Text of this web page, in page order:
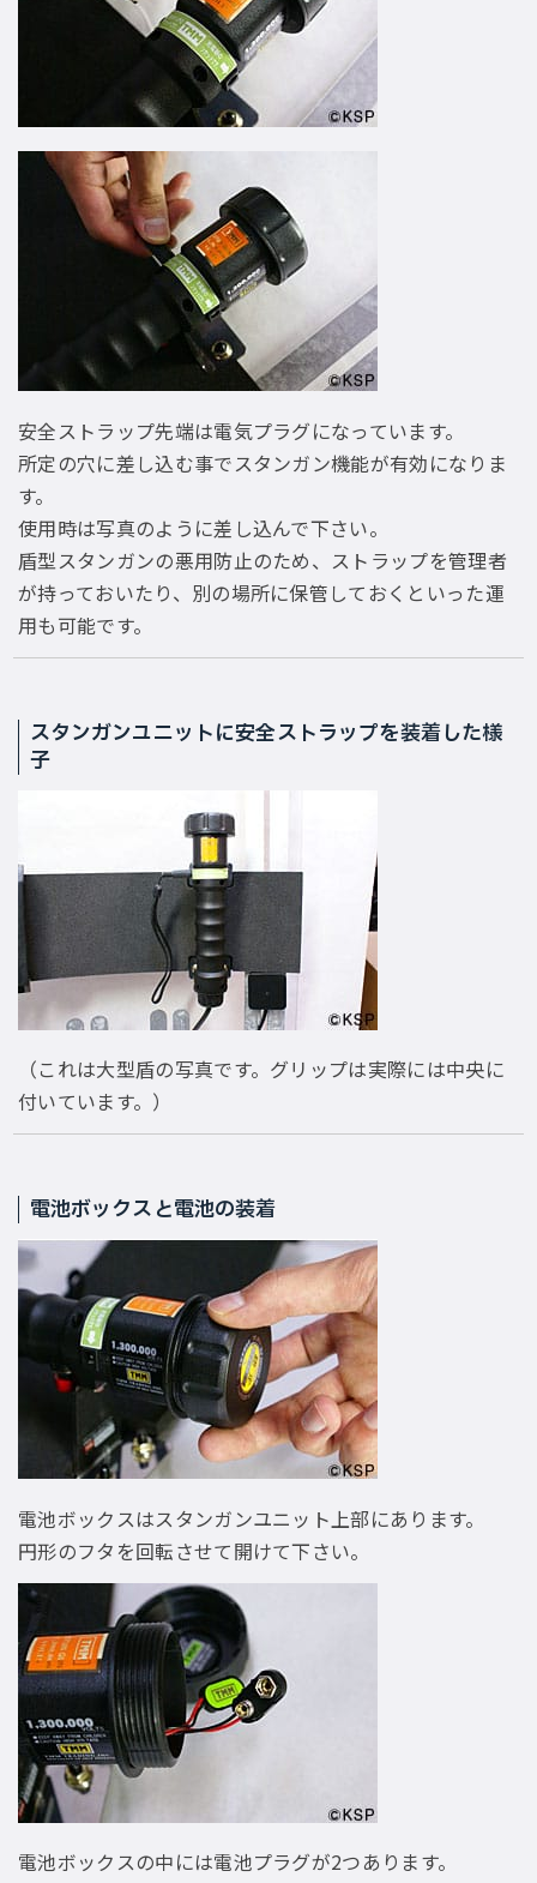
安全ストラップ先端は電気プラグになっています。
所定の穴に差し込む事でスタンガン機能が有効になりま
す。
使用時は写真のように差し込んで下さい。
盾型スタンガンの悪用防止のため、ストラップを管理者
が持っておいたり、別の場所に保管しておくといった運
用も可能です。
スタンガンユニットに安全ストラップを装着した様
子
（これは大型盾の写真です。グリップは実際には中央に
付いています。）
電池ボックスと電池の装着
電池ボックスはスタンガンユニット上部にあります。
円形のフタを回転させて開けて下さい。
電池ボックスの中には電池プラグが2つあります。